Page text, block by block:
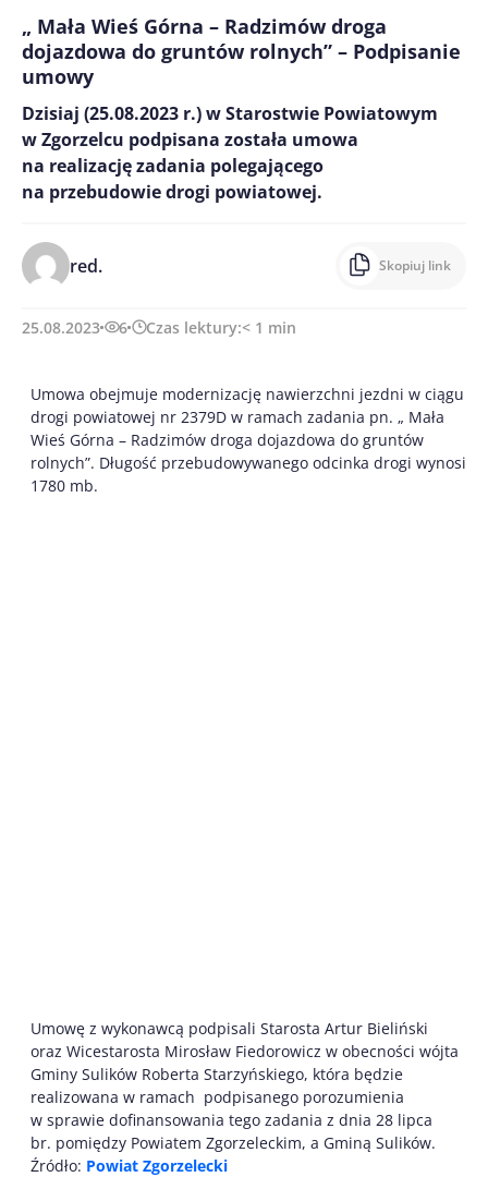
„ Mała Wieś Górna – Radzimów droga
dojazdowa do gruntów rolnych” – Podpisanie
umowy
Dzisiaj (25.08.2023 r.) w Starostwie Powiatowym
w Zgorzelcu podpisana została umowa
na realizację zadania polegającego
na przebudowie drogi powiatowej.
red. Skopiuj link
25.08.2023 6 Czas lektury:< 1 min
Umowa obejmuje modernizację nawierzchni jezdni w ciągu
drogi powiatowej nr 2379D w ramach zadania pn. „ Mała
Wieś Górna – Radzimów droga dojazdowa do gruntów
rolnych”. Długość przebudowywanego odcinka drogi wynosi
1780 mb.
Umowę z wykonawcą podpisali Starosta Artur Bieliński
oraz Wicestarosta Mirosław Fiedorowicz w obecności wójta
Gminy Sulików Roberta Starzyńskiego, która będzie
realizowana w ramach podpisanego porozumienia
w sprawie dofinansowania tego zadania z dnia 28 lipca
br. pomiędzy Powiatem Zgorzeleckim, a Gminą Sulików.
Źródło: Powiat Zgorzelecki